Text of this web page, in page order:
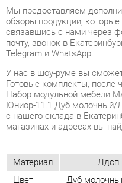
У нас в шоу-руме вы сможете
Готовые комплекты, после
Набор модульной мебели
Юниор-11.1 Дуб молочный/
с нашего склада в
магазинах и адресах вы
Материал
Лдсп
Цвет
Дуб
ОТЗЫВЫ
Пока нет отзывов,